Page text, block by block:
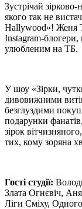
Зустрічай
якого так не
Hallywood»! Женя
Instagram-блогери,
улюбленим на ТБ.
У шоу «Зірки,
дивовижними
безглуздими
подарунки
зірок
тих, кому зоряна
Гості студії:
Злата Огнєвіч,
Ліги Сміху,